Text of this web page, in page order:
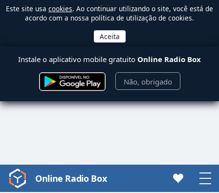
Este site usa cookies. Ao continuar utilizando o site, você está de
acordo com a nossa política de utilização de cookies.
Instale o aplicativo mobile gratuito Online Radio Box
Não, obrigado
Video
Online Radio Box